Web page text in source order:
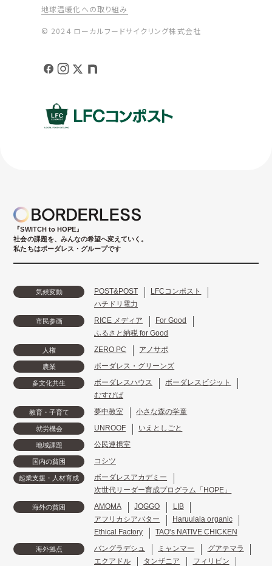
© 2024 ローカルフードサイクリング株式会社
地球温暖化への取り組み
『SWITCH to HOPE』
社会の課題を、みんなの希望へ変えていく。
私たちはボーダレス・グループです
気候変動 POST&POST
LFCコンポスト
ハチドリ電力
市民参画 RICE メディア
For Good
ふるさと納税 for Good
人権 ZERO PC アノサポ
農業 ボーダレス・グリーンズ
多文化共生 ボーダレスハウス
ボーダレスビジット
むすびば
教育・子育て 夢中教室 小さな森の学童
就労機会 UNROOF いえとしごと
地域課題 公民連携室
国内の貧困 コシツ
起業支援・人材育成
ボーダレスアカデミー
次世代リーダー育成プログラム「HOPE」
海外の貧困 AMOMA JOGGO
LIB
アフリカシアバター
Haruulala organic
Ethical Factory
TAO's NATIVE CHICKEN
海外拠点 バングラデシュ ミャンマー
グアテマラ
エクアドル
タンザニア フィリピン